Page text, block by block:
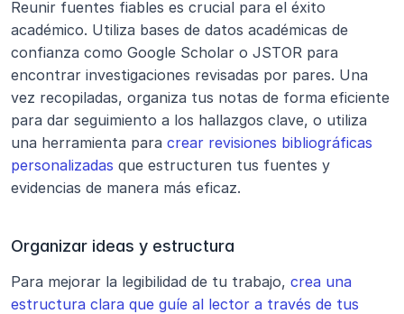
Reunir fuentes fiables es crucial para el éxito
académico. Utiliza bases de datos académicas de
confianza como Google Scholar o JSTOR para
encontrar investigaciones revisadas por pares. Una
vez recopiladas, organiza tus notas de forma eficiente
para dar seguimiento a los hallazgos clave, o utiliza
una herramienta para crear revisiones bibliográficas
personalizadas que estructuren tus fuentes y
evidencias de manera más eficaz.
Organizar ideas y estructura
Para mejorar la legibilidad de tu trabajo, crea una
estructura clara que guíe al lector a través de tus